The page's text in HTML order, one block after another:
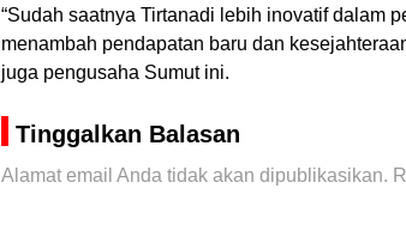
“Sudah saatnya Tirtanadi lebih inovatif dalam
menambah pendapatan baru dan
juga pengusaha Sumut ini.
Tinggalkan Balasan
Alamat email Anda tidak akan dipublikasikan.